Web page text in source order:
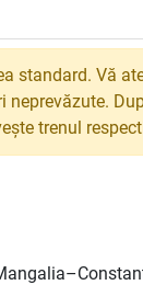
standard. Vă
neprevăzute.
trenul